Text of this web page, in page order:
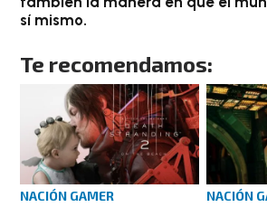
sí mismo.
Te recomendamos:
NACIÓN GAMER
NACIÓN